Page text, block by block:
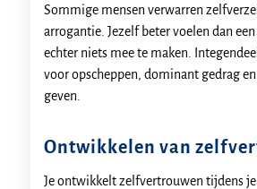
Sommige mensen verwarren
arrogantie. Jezelf beter voelen dan
echter niets mee te maken.
voor opscheppen, dominant gedrag
geven.
Ontwikkelen van
Je ontwikkelt zelfvertrouwen tijdens je